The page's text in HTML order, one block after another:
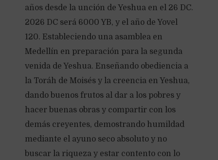
años desde la unción de Yeshua en el 26 DC.
2026 DC será 6000 YB, y el año de Yovel
120. Estableciendo una asamblea en
Medellín en preparación para la segunda
venida de Yeshua. Enseñando obediencia a
la Toráh de Moisés y la creencia en Yeshua,
dando buenos frutos al dar a los pobres y
hacer buenas obras y compartir con los
demás creyentes, demostrando humildad
mediante el ayuno seco absoluto y no
buscar la riqueza y estar contento con lo